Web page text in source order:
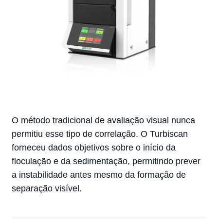
O método tradicional de avaliação visual nunca
permitiu esse tipo de correlação. O Turbiscan
forneceu dados objetivos sobre o início da
floculação e da sedimentação, permitindo prever
a instabilidade antes mesmo da formação de
separação visível.